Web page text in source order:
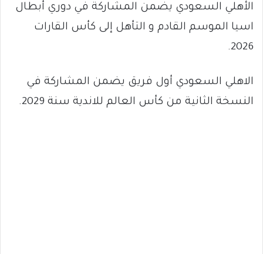
الأهلي السعودي يضمن المشاركة في دوري أبطال
اسيا الموسم القادم و التأهل إلى كأس القارات
2026.
الاهلي السعودي أول فريق يضمن المشاركة في
النسخة الثانية من كأس العالم للاندية سنة 2029.